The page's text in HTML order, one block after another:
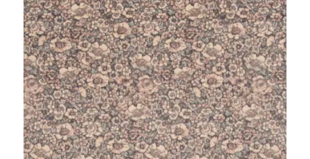
równie unikatowych tkanin i rycin. Archiwum V&A,
które powstało w 1852 roku charakteryzuje się nie
tylko imponującą historią, ale przede wszystkim
ponadczasową estetyką, która nie poddaje się
zmieniającym się trendom.